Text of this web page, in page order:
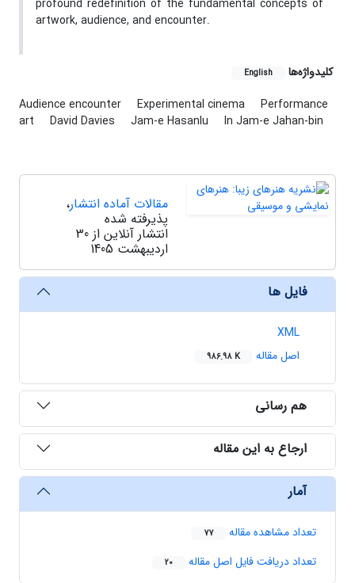
profound redefinition of the fundamental concepts of
artwork, audience, and encounter.
کلیدواژه‌ها English
Audience encounter Experimental cinema
Performance
art
David Davies Jam-e Hasanlu In Jam-e Jahan-bin
مقالات آماده انتشار،
پذیرفته شده
انتشار آنلاین از 30
اردیبهشت 1405
فایل ها
XML
اصل مقاله
986.98 K
هم رسانی
ارجاع به این مقاله
آمار
تعداد مشاهده مقاله 77
تعداد دریافت فایل اصل مقاله 20